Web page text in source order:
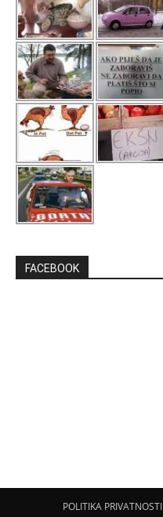
FACEBOOK
POLITIKA PRIVATNOSTI